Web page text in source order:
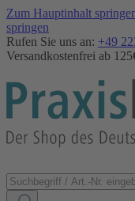
Zum Hauptinhalt
springen
Rufen Sie uns an: +49
Versandkostenfrei ab